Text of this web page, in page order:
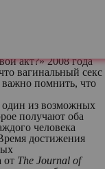
совместный
опыт.
длиться секс?
задержке
акт?» 2008 года
вагинальный секс
помнить, что
один из возможных
получают оба
человека
достижения
от The Journal of